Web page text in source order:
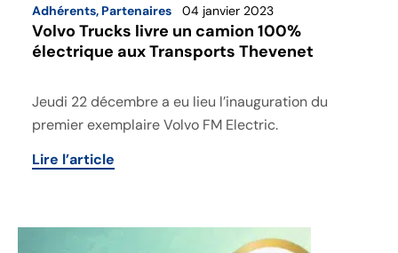
Adhérents, Partenaires 04 janvier 2023
Volvo Trucks livre un camion 100%
électrique aux Transports Thevenet
Jeudi 22 décembre a eu lieu l’inauguration du
premier exemplaire Volvo FM Electric.
Lire l’article